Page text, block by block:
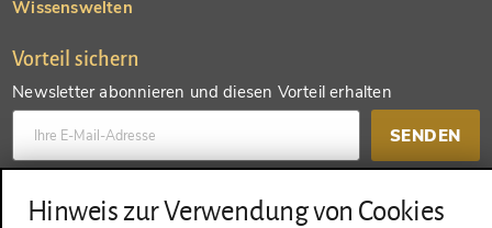
Wissenswelten
Vorteil sichern
Newsletter abonnieren und diesen Vorteil erhalten
SENDEN
Konto anlegen und einen anderen Vorteil erhalten
Hinweis zur Verwendung von Cookies